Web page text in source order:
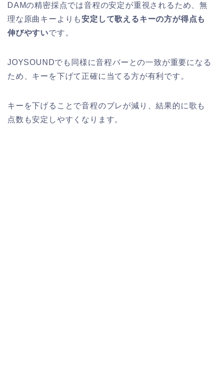
DAMの精密採点では音程の安定が重視されるため、無
理な原曲キーよりも安定して歌えるキーの方が得点も
伸びやすいです。
JOYSOUNDでも同様に音程バーとの一致が重要になる
ため、キーを下げて正確に当てる方が有利です。
キーを下げることで音程のブレが減り、結果的に歌も
点数も安定しやすくなります。